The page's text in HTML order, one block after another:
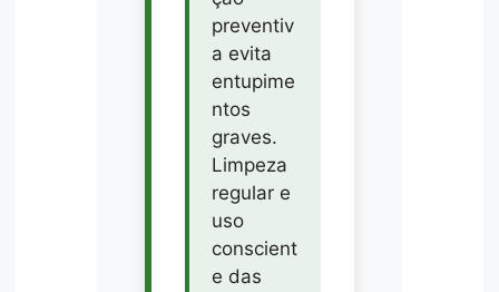
preventiv
a evita
entupime
ntos
graves.
Limpeza
regular e
uso
conscient
e das